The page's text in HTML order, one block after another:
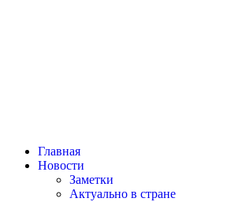
Главная
Новости
Заметки
Актуально в стране